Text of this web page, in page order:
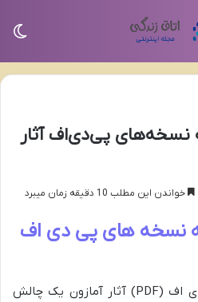
نسخه‌های پی‌دی‌اف آثار
خواندن این مطلب 10 دقیقه زمان میبرد
نسخه های پی دی اف
دسترسی به نسخه های پی دی اف (PDF) آثار آمازون یک چالش